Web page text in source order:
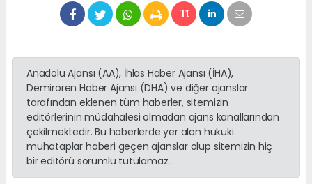
Anadolu Ajansı (AA), İhlas Haber Ajansı (İHA),
Demirören Haber Ajansı (DHA) ve diğer ajanslar
tarafından eklenen tüm haberler, sitemizin
editörlerinin müdahalesi olmadan ajans kanallarından
çekilmektedir. Bu haberlerde yer alan hukuki
muhataplar haberi geçen ajanslar olup sitemizin hiç
bir editörü sorumlu tutulamaz...